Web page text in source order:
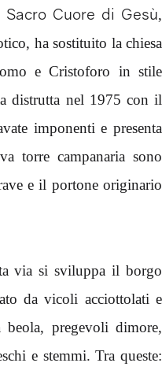
Cuore di Gesù,
ha sostituito la chiesa
e Cristoforo in stile
distrutta nel 1975 con il
imponenti e presenta
torre campanaria sono
e il portone originario
via si sviluppa il borgo
da vicoli acciottolati e
pregevoli dimore,
e stemmi. Tra queste: